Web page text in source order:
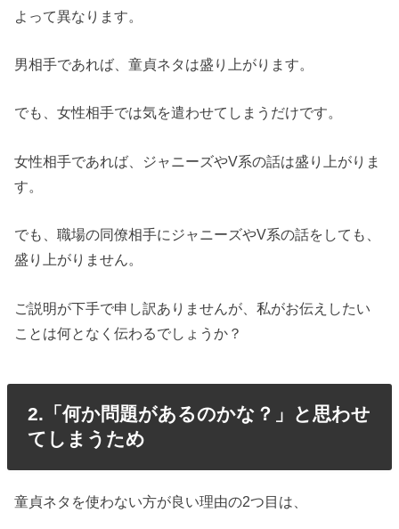
よって異なります。
男相手であれば、童貞ネタは盛り上がります。
でも、女性相手では気を遣わせてしまうだけです。
女性相手であれば、ジャニーズやV系の話は盛り上がりま
す。
でも、職場の同僚相手にジャニーズやV系の話をしても、
盛り上がりません。
ご説明が下手で申し訳ありませんが、私がお伝えしたい
ことは何となく伝わるでしょうか？
2.「何か問題があるのかな？」と思わせ
てしまうため
童貞ネタを使わない方が良い理由の2つ目は、